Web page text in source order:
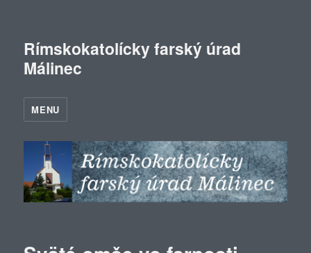
Rímskokatolícky farský úrad
Málinec
MENU